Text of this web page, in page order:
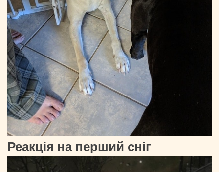
Реакція на перший сніг